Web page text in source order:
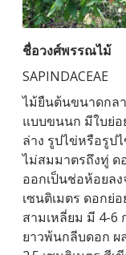
ชื่อวงศ์พรรณไม้
SAPINDACEAE
ไม้ยืนต้นขนาดกลา
แบบขนนก มีใบย่
ล่าง รูปไข่หรือรูป
ไม่สมมาตรถึงทู่ ด
ออกเป็นช่อห้อยล
เซนติเมตร ดอกย่
สามเหลี่ยม มี 4-6
ยาวพ้นกลีบดอก ผ